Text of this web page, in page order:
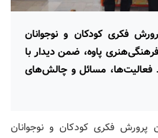
فکری کودکان و نوجوانان
پاوه، ضمن دیدار با
فعالیت‌ها، مسائل و چالش‌های
پرورش فکری کودکان و نوجوانان